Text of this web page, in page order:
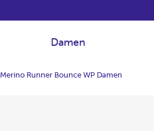
Damen
Merino Runner Bounce WP Damen